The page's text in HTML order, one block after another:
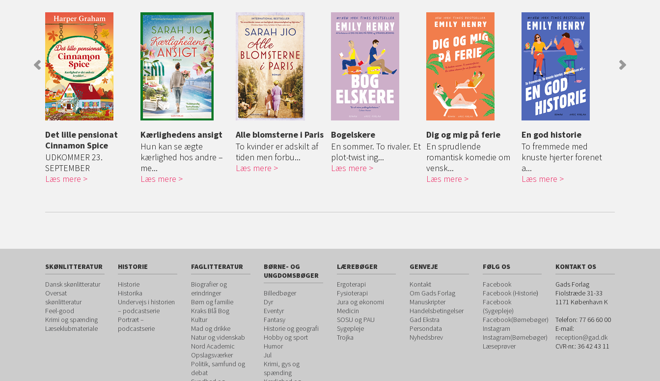
Det lille pensionat
Cinnamon Spice
UDKOMMER 23.
SEPTEMBER
Læs mere
Kærlighedens ansigt
Hun kan se ægte
kærlighed hos andre –
me...
Læs mere
Alle blomsterne i Paris
To kvinder er adskilt af
tiden men forbu...
Læs mere
Bogelskere
En sommer. To rivaler. Et
plot-twist ing...
Læs mere
Dig og mig på ferie
En sprudlende
romantisk komedie om
vensk...
Læs mere
En god historie
To fremmede med
knuste hjerter forenet
a...
Læs mere
SKØNLITTERATUR
Dansk skønlitteratur
Oversat
skønlitteratur
Feel-good
Krimi og spænding
Læseklubmateriale
HISTORIE
Historie
Historika
Undervejs i historien
– podcastserie
Portræt –
podcastserie
FAGLITTERATUR
Biografier og
erindringer
Børn og familie
Kraks Blå Bog
Kultur
Mad og drikke
Natur og videnskab
Nord Academic
Opslagsværker
Politik, samfund og
debat
BØRNE- OG
UNGDOMSBØGER
Billedbøger
Dyr
Eventyr
Fantasy
Historie og geografi
Hobby og sport
Humor
Jul
Krimi, gys og
spænding
LÆREBØGER
Ergoterapi
Fysioterapi
Jura og økonomi
Medicin
SOSU og PAU
Sygepleje
Trojka
GENVEJE
Kontakt
Om Gads Forlag
Manuskripter
Handelsbetingelser
Gad Ekstra
Persondata
Nyhedsbrev
FØLG OS
Facebook
Facebook (Historie)
Facebook
(Sygepleje)
Facebook(Børnebøger)
Instagram
Instagram(Børnebøger)
Læseprøver
KONTAKT OS
Gads Forlag
Fiolstræde 31-33
1171 København K
Telefon: 77 66 60 00
E-mail:
reception@gad.dk
CVR-nr.: 36 42 43 11